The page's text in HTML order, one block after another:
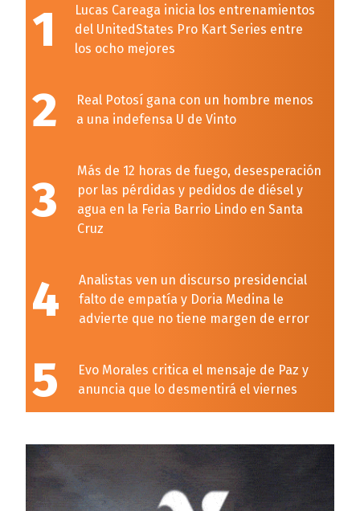
1
Lucas Careaga inicia los entrenamientos
del UnitedStates Pro Kart Series entre
los ocho mejores
2
Real Potosí gana con un hombre menos
a una indefensa U de Vinto
3
Más de 12 horas de fuego, desesperación
por las pérdidas y pedidos de diésel y
agua en la Feria Barrio Lindo en Santa
Cruz
4
Analistas ven un discurso presidencial
falto de empatía y Doria Medina le
advierte que no tiene margen de error
5
Evo Morales critica el mensaje de Paz y
anuncia que lo desmentirá el viernes